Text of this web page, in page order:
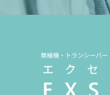
無線機・トランシーバー